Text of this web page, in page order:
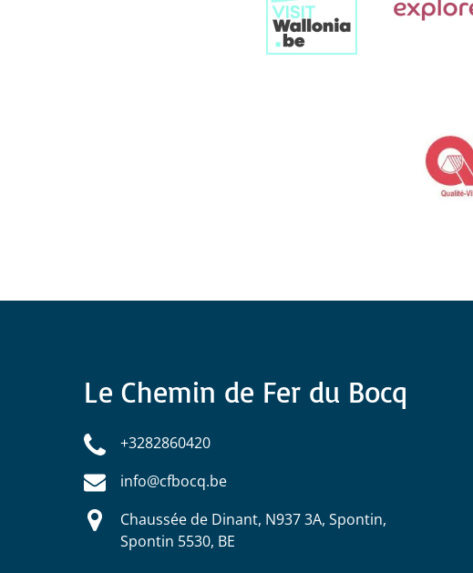
Le Chemin de Fer du Bocq
+3282860420
info@cfbocq.be
Chaussée de Dinant, N937 3A, Spontin,
Spontin 5530, BE